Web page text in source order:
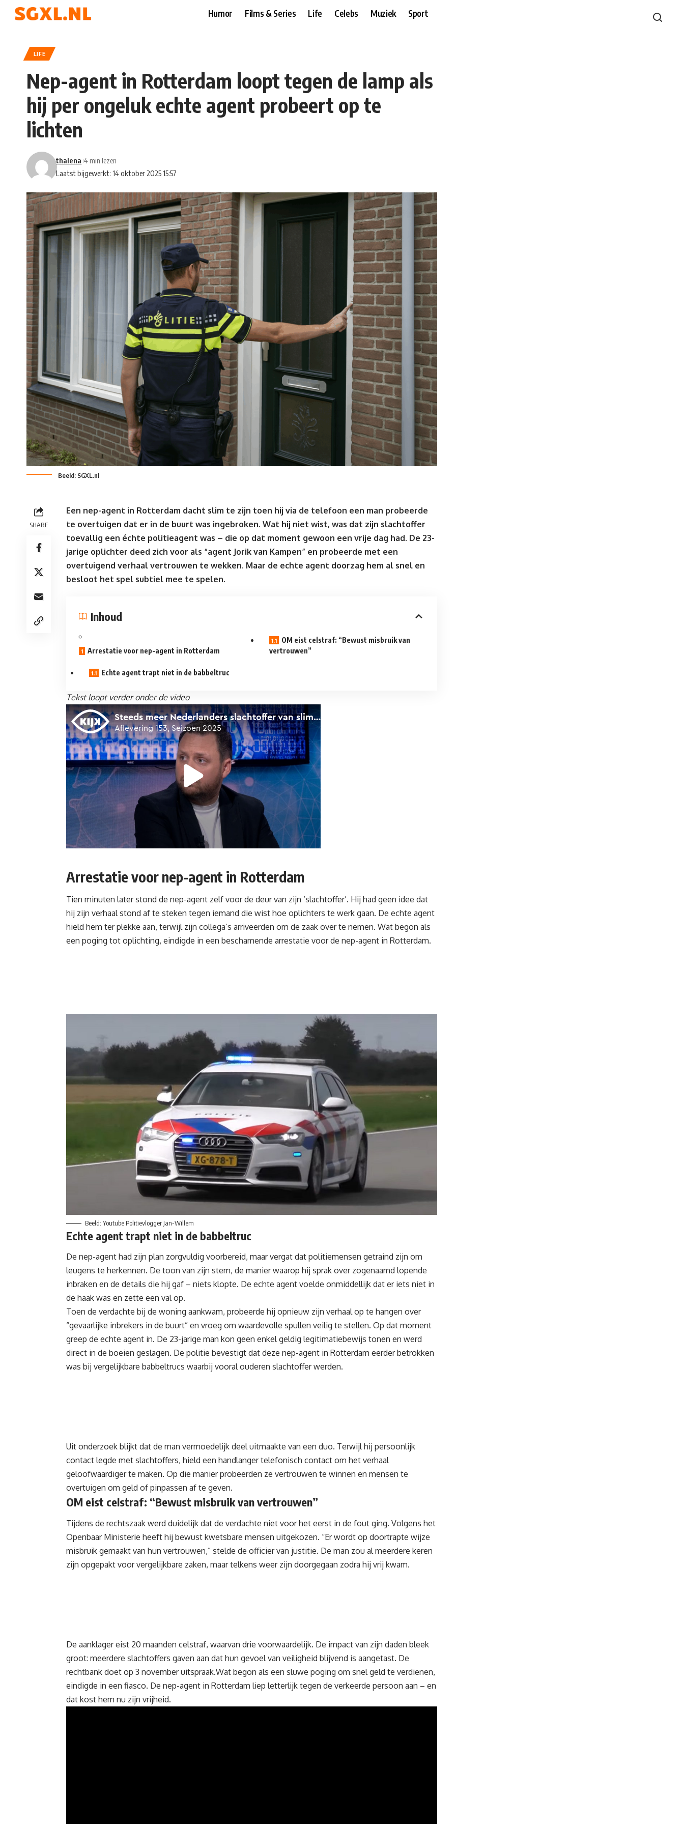
Humor Films & Series Life Celebs Muziek Sport
LIFE
Nep-agent in Rotterdam loopt tegen de lamp als
hij per ongeluk echte agent probeert op te
lichten
Laatst bijgewerkt: 14 oktober 2025 15:57
thalena 4 min lezen
Beeld: SGXL.nl
SHARE
Een nep-agent in Rotterdam dacht slim te zijn toen hij via de telefoon een man probeerde
te overtuigen dat er in de buurt was ingebroken. Wat hij niet wist, was dat zijn slachtoffer
toevallig een échte politieagent was – die op dat moment gewoon een vrije dag had. De 23-
jarige oplichter deed zich voor als “agent Jorik van Kampen” en probeerde met een
overtuigend verhaal vertrouwen te wekken. Maar de echte agent doorzag hem al snel en
besloot het spel subtiel mee te spelen.
Inhoud
Arrestatie voor nep-agent in Rotterdam
Echte agent trapt niet in de babbeltruc
OM eist celstraf: “Bewust misbruik van
vertrouwen”
Tekst loopt verder onder de video
Arrestatie voor nep-agent in Rotterdam
Tien minuten later stond de nep-agent zelf voor de deur van zijn ‘slachtoffer’. Hij had geen idee dat
hij zijn verhaal stond af te steken tegen iemand die wist hoe oplichters te werk gaan. De echte agent
hield hem ter plekke aan, terwijl zijn collega’s arriveerden om de zaak over te nemen. Wat begon als
een poging tot oplichting, eindigde in een beschamende arrestatie voor de nep-agent in Rotterdam.
Beeld: Youtube Politievlogger Jan-Willem
Echte agent trapt niet in de babbeltruc
De nep-agent had zijn plan zorgvuldig voorbereid, maar vergat dat politiemensen getraind zijn om
leugens te herkennen. De toon van zijn stem, de manier waarop hij sprak over zogenaamd lopende
inbraken en de details die hij gaf – niets klopte. De echte agent voelde onmiddellijk dat er iets niet in
de haak was en zette een val op.
Toen de verdachte bij de woning aankwam, probeerde hij opnieuw zijn verhaal op te hangen over
“gevaarlijke inbrekers in de buurt” en vroeg om waardevolle spullen veilig te stellen. Op dat moment
greep de echte agent in. De 23-jarige man kon geen enkel geldig legitimatiebewijs tonen en werd
direct in de boeien geslagen. De politie bevestigt dat deze nep-agent in Rotterdam eerder betrokken
was bij vergelijkbare babbeltrucs waarbij vooral ouderen slachtoffer werden.
Uit onderzoek blijkt dat de man vermoedelijk deel uitmaakte van een duo. Terwijl hij persoonlijk
contact legde met slachtoffers, hield een handlanger telefonisch contact om het verhaal
geloofwaardiger te maken. Op die manier probeerden ze vertrouwen te winnen en mensen te
overtuigen om geld of pinpassen af te geven.
OM eist celstraf: “Bewust misbruik van vertrouwen”
Tijdens de rechtszaak werd duidelijk dat de verdachte niet voor het eerst in de fout ging. Volgens het
Openbaar Ministerie heeft hij bewust kwetsbare mensen uitgekozen. “Er wordt op doortrapte wijze
misbruik gemaakt van hun vertrouwen,” stelde de officier van justitie. De man zou al meerdere keren
zijn opgepakt voor vergelijkbare zaken, maar telkens weer zijn doorgegaan zodra hij vrij kwam.
De aanklager eist 20 maanden celstraf, waarvan drie voorwaardelijk. De impact van zijn daden bleek
groot: meerdere slachtoffers gaven aan dat hun gevoel van veiligheid blijvend is aangetast. De
rechtbank doet op 3 november uitspraak.Wat begon als een sluwe poging om snel geld te verdienen,
eindigde in een fiasco. De nep-agent in Rotterdam liep letterlijk tegen de verkeerde persoon aan – en
dat kost hem nu zijn vrijheid.